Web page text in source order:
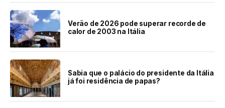
Verão de 2026 pode superar recorde de
calor de 2003 na Itália
Sabia que o palácio do presidente da Itália
já foi residência de papas?